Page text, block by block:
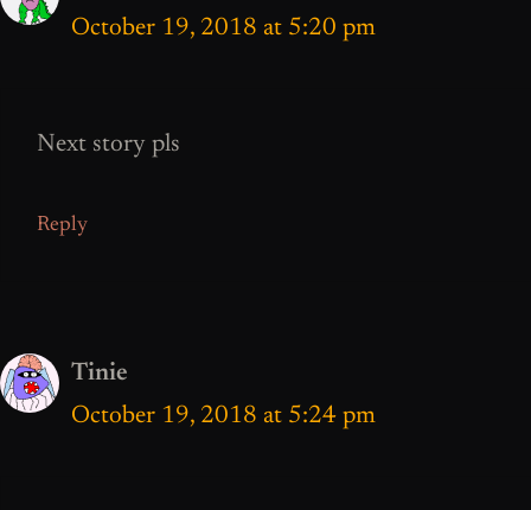
October 19, 2018 at 5:20 pm
Next story pls
Reply
Tinie
October 19, 2018 at 5:24 pm